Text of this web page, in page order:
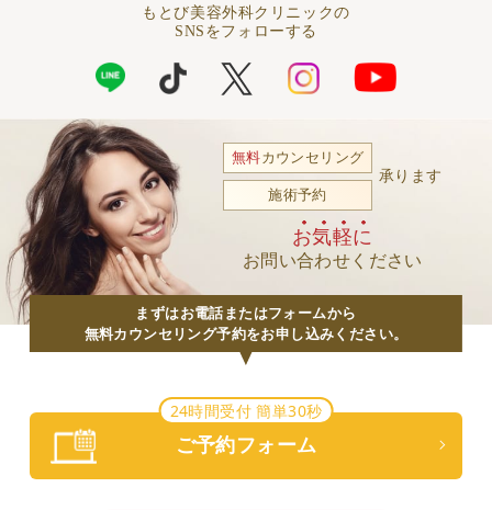
もとび美容外科クリニックの
SNSをフォローする
無料カウンセリング
施術予約
承ります
お気軽に
お問い合わせください
まずはお電話またはフォームから
無料カウンセリング予約をお申し込みください。
24時間受付 簡単30秒
ご予約フォーム